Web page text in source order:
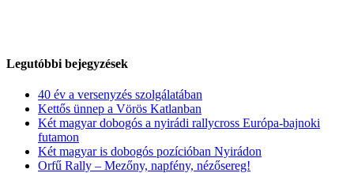
Legutóbbi bejegyzések
40 év a versenyzés szolgálatában
Kettős ünnep a Vörös Katlanban
Két magyar dobogós a nyirádi rallycross Európa-bajnoki
futamon
Két magyar is dobogós pozícióban Nyirádon
Orfű Rally – Mezőny, napfény, nézősereg!